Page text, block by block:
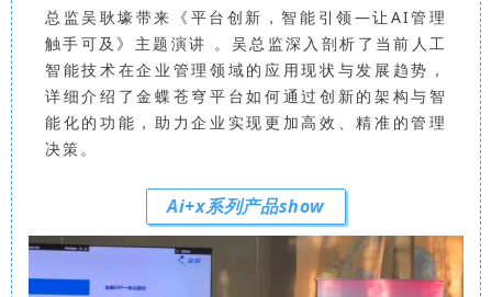
总监吴耿壕带来《平台创新，智能引领—让AI管理
触手可及》主题演讲 。吴总监深入剖析了当前人工
智能技术在企业管理领域的应用现状与发展趋势，
详细介绍了金蝶苍穹平台如何通过创新的架构与智
能化的功能，助力企业实现更加高效、精准的管理
决策。
Ai+x系列产品show